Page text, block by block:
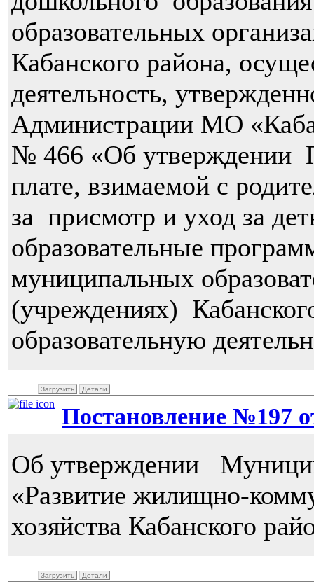
образовательных
Кабанского района,
деятельность,
Администрации МО
№ 466 «Об утверждении
плате, взимаемой с
за присмотр и уход за
образовательные
муниципальных
(учреждениях)
образовательную
Загрузить Детали
Постановление №197
Об утверждении
«Развитие жилищно-
хозяйства Кабанского
Загрузить Детали